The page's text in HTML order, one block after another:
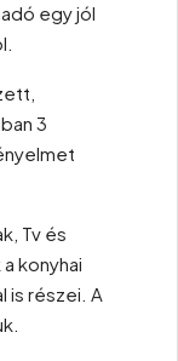
egy jól
3
Tv és
konyhai
is részei. A